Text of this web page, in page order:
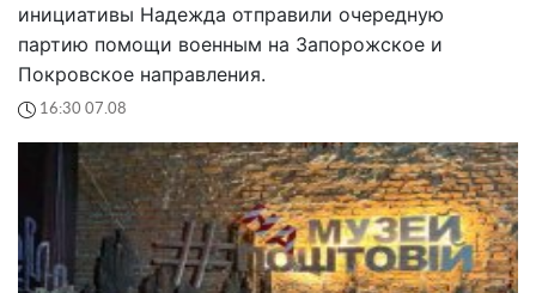
инициативы Надежда отправили очередную
партию помощи военным на Запорожское и
Покровское направления.
16:30 07.08